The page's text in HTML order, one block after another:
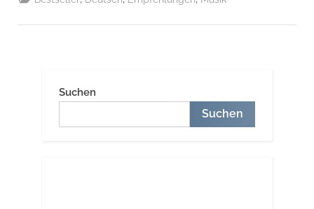
Suchen
Suchen